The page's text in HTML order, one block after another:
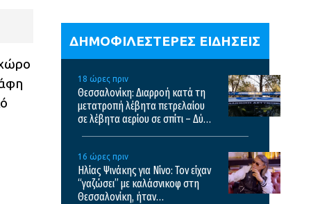
ΔΗΜΟΦΙΛΕΣΤΕΡΕΣ ΕΙΔΗΣΕΙΣ
18 ώρες πριν
Θεσσαλονίκη: Διαρροή κατά τη
μετατροπή λέβητα πετρελαίου
σε λέβητα αερίου σε σπίτι – Δύο
16 ώρες πριν
Ηλίας Ψινάκης για Νίνο: Τον είχαν
“γαζώσει” με καλάσνικοφ στη
Θεσσαλονίκη, ήταν